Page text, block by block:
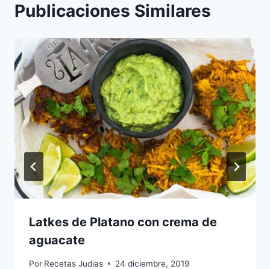
Publicaciones Similares
Latkes de Platano con crema de
aguacate
Por Recetas Judias 24 diciembre, 2019